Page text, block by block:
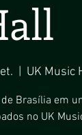
UK Music
Brasília em
no UK